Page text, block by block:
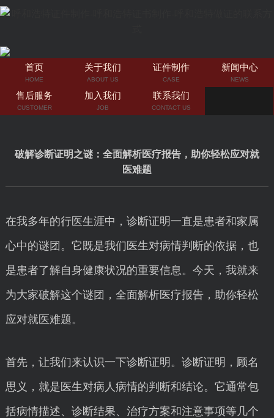
首页
HOME
关于我们
ABOUT US
证件制作
CASE
新闻中心
NEWS
售后服务
CUSTOMER
加入我们
JOB
联系我们
CONTACT US
破解诊断证明之谜：全面解析医疗报告，助你轻松应对就
医难题
在我多年的行医生涯中，诊断证明一直是患者和家属
心中的谜团。它既是我们医生对病情判断的依据，也
是患者了解自身健康状况的重要信息。今天，我就来
为大家破解这个谜团，全面解析医疗报告，助你轻松
应对就医难题。
首先，让我们来认识一下诊断证明。诊断证明，顾名
思义，就是医生对病人病情的判断和结论。它通常包
括病情描述、诊断结果、治疗方案和注意事项等几个